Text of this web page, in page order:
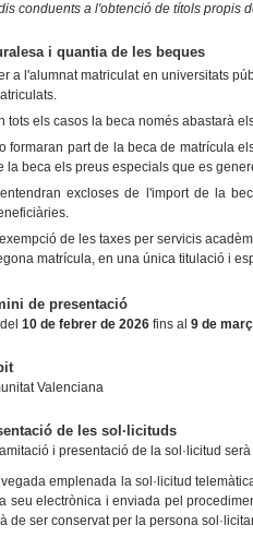
conduents a l'obtenció de títols propis
i quantia de les beques
a l'alumnat matriculat en universitats
tots els casos la beca només abastarà
formaran part de la beca de matrícula
la beca els preus especials que es
excloses de l'import de la
de les taxes per servicis
matrícula, en una única titulació i
de presentació
10 de febrer de 2026fins al 9 de
Valenciana
de les sol·licituds
i presentació de la sol·licitud
emplenada la sol·licitud
seu electrònica i enviada pel
de ser conservat per la persona